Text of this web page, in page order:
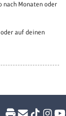
nach Monaten oder
oder auf deinen